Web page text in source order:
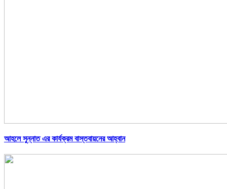
আহলে সুন্নাত এর কার্যক্রম বাস্তবায়নের আহ্বান